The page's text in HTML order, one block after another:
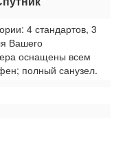
4 стандартов, 3
Вашего
оснащены всем
полный санузел.